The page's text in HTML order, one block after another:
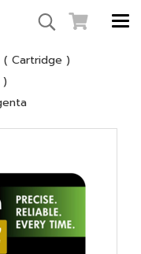
Cartridge )